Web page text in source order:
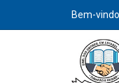
Bem-